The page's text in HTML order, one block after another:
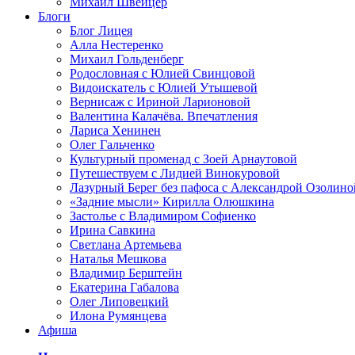
Блоги
Блог Лицея
Алла Нестеренко
Михаил Гольденберг
Родословная с Юлией Свинцовой
Видоискатель с Юлией Утышевой
Вернисаж с Ириной Ларионовой
Валентина Калачёва. Впечатления
Лариса Хенинен
Олег Гальченко
Культурный променад с Зоей Арнаутовой
Путешествуем с Лидией Винокуровой
Лазурный Берег без пафоса с Александрой
«Задние мысли» Кирилла Олюшкина
Застолье с Владимиром Софиенко
Ирина Савкина
Светлана Артемьева
Наталья Мешкова
Владимир Берштейн
Екатерина Габалова
Олег Липовецкий
Илона Румянцева
Афиша